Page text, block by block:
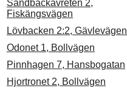
Sandbackavreten 2,
Fiskängsvägen
Lövbacken 2:2, Gävlevägen
Odonet 1, Bollvägen
Pinnhagen 7, Hansbogatan
Hjortronet 2, Bollvägen